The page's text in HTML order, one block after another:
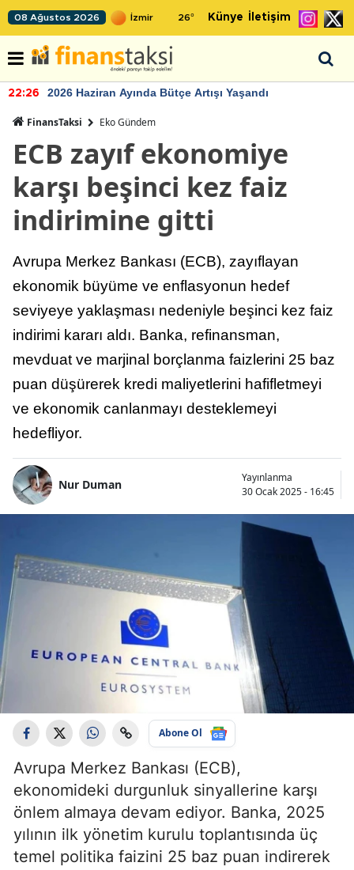
08 Ağustos 2026 26° Künye İletişim
22:26 2026 Haziran Ayında Bütçe Artışı Yaşandı
FinansTaksi Eko Gündem
ECB zayıf ekonomiye
karşı beşinci kez faiz
indirimine gitti
Avrupa Merkez Bankası (ECB), zayıflayan
ekonomik büyüme ve enflasyonun hedef
seviyeye yaklaşması nedeniyle beşinci kez faiz
indirimi kararı aldı. Banka, refinansman,
mevduat ve marjinal borçlanma faizlerini 25 baz
puan düşürerek kredi maliyetlerini hafifletmeyi
ve ekonomik canlanmayı desteklemeyi
hedefliyor.
Nur Duman
Yayınlanma
30 Ocak 2025 - 16:45
Abone Ol
Avrupa Merkez Bankası (ECB),
ekonomideki durgunluk sinyallerine karşı
önlem almaya devam ediyor. Banka, 2025
yılının ilk yönetim kurulu toplantısında üç
temel politika faizini 25 baz puan indirerek